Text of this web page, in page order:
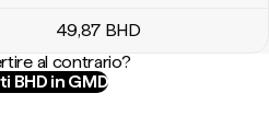
49,87 BHD
al contrario?
BHD in GMD